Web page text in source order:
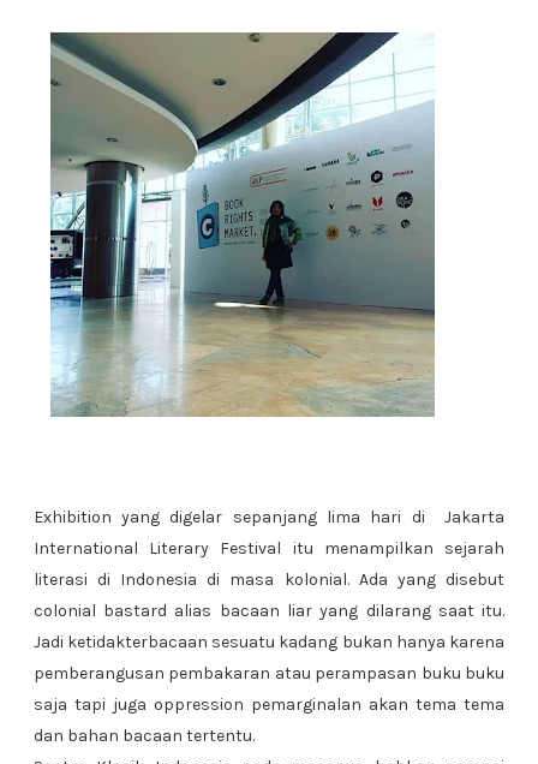
Exhibition yang digelar sepanjang lima hari di
Jakarta
International Literary Festival itu menampilkan sejarah
literasi di Indonesia di masa kolonial. Ada yang disebut
colonial bastard alias bacaan liar yang dilarang saat itu.
Jadi ketidakterbacaan sesuatu kadang bukan hanya karena
pemberangusan pembakaran atau perampasan buku buku
saja tapi juga oppression pemarginalan akan tema tema
dan bahan bacaan tertentu.